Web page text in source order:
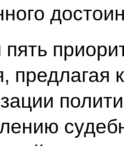
предлагая